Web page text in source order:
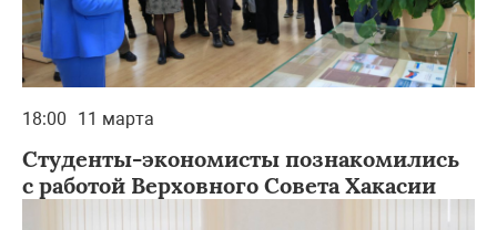
18:00 11 марта
Студенты-экономисты познакомились
с работой Верховного Совета Хакасии